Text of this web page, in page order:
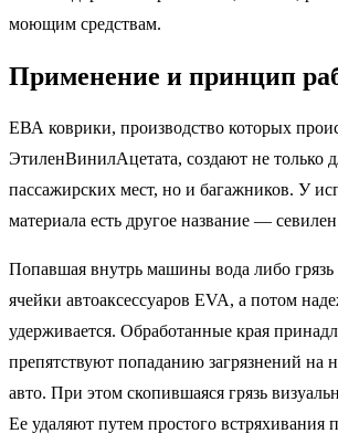
моющим средствам.
Применение и принцип
ЕВА коврики, производство которых
ЭтиленВинилАцетата, создают не только
пассажирских мест, но и багажников. У
материала есть другое название —
Попавшая внутрь машины вода либо грязь
ячейки автоаксессуаров EVA, а потом
удерживается. Обработанные края
препятствуют попаданию загрязнений на
авто. При этом скопившаяся грязь
Ее удаляют путем простого встряхивания